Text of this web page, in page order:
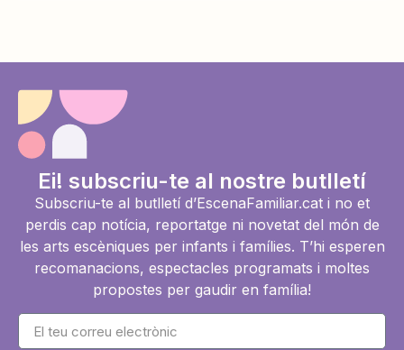
Ei! subscriu-te al nostre butlletí
Subscriu-te al butlletí d’EscenaFamiliar.cat i no et
perdis cap notícia, reportatge ni novetat del món de
les arts escèniques per infants i famílies. T’hi esperen
recomanacions, espectacles programats i moltes
propostes per gaudir en família!